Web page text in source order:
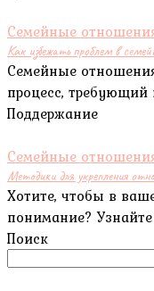
Семейные
Как избежать проблем в
Семейные
процесс,
Поддержание
Семейные
Методики для укрепления
Хотите, чтобы в
понимание?
Поиск